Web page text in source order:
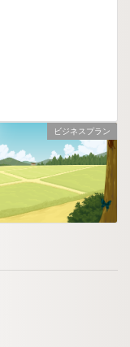
ビジネスプラン